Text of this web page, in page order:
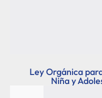
Ley Orgánica
Niña y